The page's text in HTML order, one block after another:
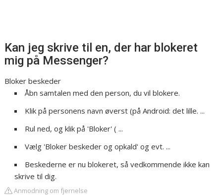
Kan jeg skrive til en, der har blokeret
mig på Messenger?
Bloker beskeder
Åbn samtalen med den person, du vil blokere.
Klik på personens navn øverst (på Android: det lille. ...
Rul ned, og klik på 'Bloker' ( ...
Vælg 'Bloker beskeder og opkald' og evt. ...
Beskederne er nu blokeret, så vedkommende ikke kan
skrive til dig.
Anmodning om fjernelse